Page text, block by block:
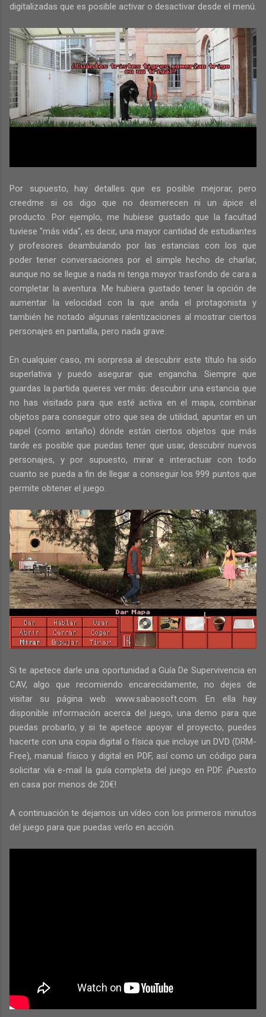
digitalizadas que es posible activar o desactivar desde el menú.
Por supuesto, hay detalles que es posible mejorar, pero
creedme si os digo que no desmerecen ni un ápice el
producto. Por ejemplo, me hubiese gustado que la facultad
tuviese "más vida", es decir, una mayor cantidad de estudiantes
y profesores deambulando por las estancias con los que
poder tener conversaciones por el simple hecho de charlar,
aunque no se llegue a nada ni tenga mayor trasfondo de cara a
completar la aventura. Me hubiera gustado tener la opción de
aumentar la velocidad con la que anda el protagonista y
también he notado algunas ralentizaciones al mostrar ciertos
personajes en pantalla, pero nada grave.
En cualquier caso, mi sorpresa al descubrir este título ha sido
superlativa y puedo asegurar que engancha. Siempre que
guardas la partida quieres ver más: descubrir una estancia que
no has visitado para que esté activa en el mapa, combinar
objetos para conseguir otro que sea de utilidad, apuntar en un
papel (como antaño) dónde están ciertos objetos que más
tarde es posible que puedas tener que usar, descubrir nuevos
personajes, y por supuesto, mirar e interactuar con todo
cuanto se pueda a fin de llegar a conseguir los 999 puntos que
permite obtener el juego.
Si te apetece darle una oportunidad a Guía De Supervivencia en
CAV, algo que recomiendo encarecidamente, no dejes de
visitar su página web: www.sabaosoft.com. En ella hay
disponible información acerca del juego, una demo para que
puedas probarlo, y si te apetece apoyar el proyecto, puedes
hacerte con una copia digital o física que incluye un DVD (DRM-
Free), manual físico y digital en PDF, así como un código para
solicitar vía e-mail la guía completa del juego en PDF. ¡Puesto
en casa por menos de 20€!
A continuación te dejamos un vídeo con los primeros minutos
del juego para que puedas verlo en acción.